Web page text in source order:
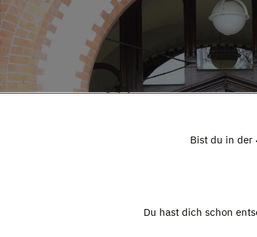
Bist du in der
Du hast dich schon